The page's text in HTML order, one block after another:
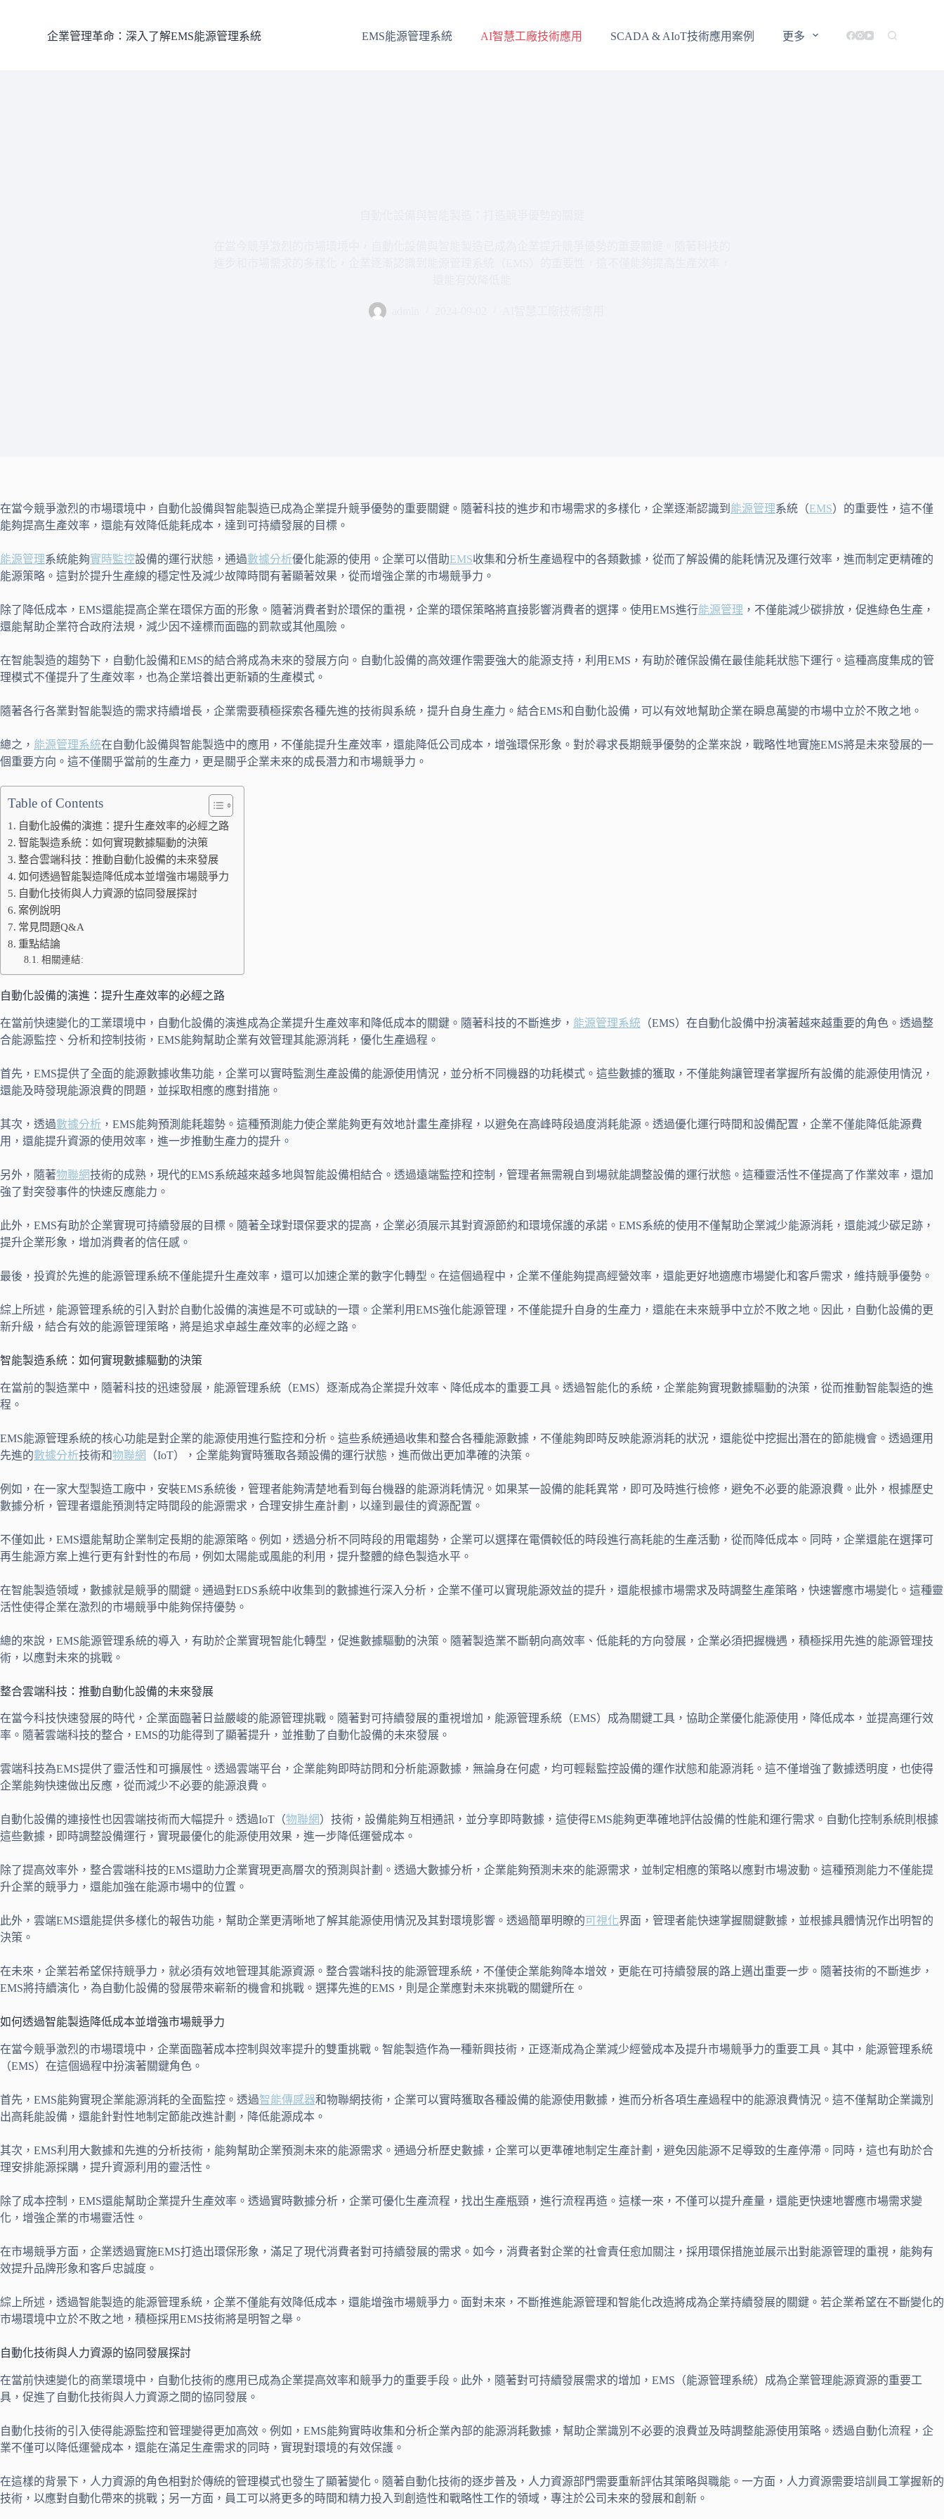
企業管理革命：深入了解EMS能源管理系統 EMS能源管理系統 AI智慧工廠技術應用 SCADA & AIoT技術應用案例 更多
在當今競爭激烈的市場環境中，自動化設備與智能製造已成為企業提升競爭優勢的重要關鍵。隨著科技的進步和市場需求的多樣化，企業逐漸認識到 能源管理系統（EMS）的重要性，這不僅
能夠提高生產效率，還能有效降低能耗成本，達到可持續發展的目標。
能源管理系統能夠實時監控設備的運行狀態，通過數據分析優化能源的使用。企業可以借助EMS收集和分析生產過程中的各類數據，從而了解設備的能耗情況及運行效率，進而制定更精確的
能源策略。這對於提升生產線的穩定性及減少故障時間有著顯著效果，從而增強企業的市場競爭力。
除了降低成本，EMS還能提高企業在環保方面的形象。隨著消費者對於環保的重視，企業的環保策略將直接影響消費者的選擇。使用EMS進行能源管理 ，不僅能減少碳排放，促進綠色生產，
還能幫助企業符合政府法規，減少因不達標而面臨的罰款或其他風險。
在智能製造的趨勢下，自動化設備和EMS的結合將成為未來的發展方向。自動化設備的高效運作需要強大的能源支持，利用EMS，有助於確保設備在最佳能耗狀態下運行。這種高度集成的管
理模式不僅提升了生產效率，也為企業培養出更新穎的生產模式。
隨著各行各業對智能製造的需求持續增長，企業需要積極探索各種先進的技術與系統，提升自身生產力。結合EMS和自動化設備，可以有效地幫助企業在瞬息萬變的市場中立於不敗之地。
總之， 能源管理系統在自動化設備與智能製造中的應用，不僅能提升生產效率，還能降低公司成本，增強環保形象。對於尋求長期競爭優勢的企業來說，戰略性地實施EMS將是未來發展的一
個重要方向。這不僅關乎當前的生產力，更是關乎企業未來的成長潛力和市場競爭力。
Table of Contents
自動化設備的演進：提升生產效率的必經之路
智能製造系統：如何實現數據驅動的決策
整合雲端科技：推動自動化設備的未來發展
如何透過智能製造降低成本並增強市場競爭力
自動化技術與人力資源的協同發展探討
案例說明
常見問題Q&A
重點結論
相關連結:
自動化設備的演進：提升生產效率的必經之路
在當前快速變化的工業環境中，自動化設備的演進成為企業提升生產效率和降低成本的關鍵。隨著科技的不斷進步， 能源管理系統 （EMS）在自動化設備中扮演著越來越重要的角色。透過整
合能源監控、分析和控制技術，EMS能夠幫助企業有效管理其能源消耗，優化生產過程。
首先，EMS提供了全面的能源數據收集功能，企業可以實時監測生產設備的能源使用情況，並分析不同機器的功耗模式。這些數據的獲取，不僅能夠讓管理者掌握所有設備的能源使用情況，
還能及時發現能源浪費的問題，並採取相應的應對措施。
其次，透過數據分析 ，EMS能夠預測能耗趨勢。這種預測能力使企業能夠更有效地計畫生產排程，以避免在高峰時段過度消耗能源。透過優化運行時間和設備配置，企業不僅能降低能源費
用，還能提升資源的使用效率，進一步推動生產力的提升。
另外，隨著物聯網技術的成熟，現代的EMS系統越來越多地與智能設備相結合。透過遠端監控和控制，管理者無需親自到場就能調整設備的運行狀態。這種靈活性不僅提高了作業效率，還加
強了對突發事件的快速反應能力。
此外，EMS有助於企業實現可持續發展的目標。隨著全球對環保要求的提高，企業必須展示其對資源節約和環境保護的承諾。EMS系統的使用不僅幫助企業減少能源消耗，還能減少碳足跡，
提升企業形象，增加消費者的信任感。
最後，投資於先進的能源管理系統不僅能提升生產效率，還可以加速企業的數字化轉型。在這個過程中，企業不僅能夠提高經營效率，還能更好地適應市場變化和客戶需求，維持競爭優勢。
綜上所述，能源管理系統的引入對於自動化設備的演進是不可或缺的一環。企業利用EMS強化能源管理，不僅能提升自身的生產力，還能在未來競爭中立於不敗之地。因此，自動化設備的更
新升級，結合有效的能源管理策略，將是追求卓越生產效率的必經之路。
智能製造系統：如何實現數據驅動的決策
在當前的製造業中，隨著科技的迅速發展，能源管理系統（EMS）逐漸成為企業提升效率、降低成本的重要工具。透過智能化的系統，企業能夠實現數據驅動的決策，從而推動智能製造的進
程。
EMS能源管理系統的核心功能是對企業的能源使用進行監控和分析。這些系統通過收集和整合各種能源數據，不僅能夠即時反映能源消耗的狀況，還能從中挖掘出潛在的節能機會。透過運用
先進的數據分析技術和物聯網 （IoT），企業能夠實時獲取各類設備的運行狀態，進而做出更加準確的決策。
例如，在一家大型製造工廠中，安裝EMS系統後，管理者能夠清楚地看到每台機器的能源消耗情況。如果某一設備的能耗異常，即可及時進行檢修，避免不必要的能源浪費。此外，根據歷史
數據分析，管理者還能預測特定時間段的能源需求，合理安排生產計劃，以達到最佳的資源配置。
不僅如此，EMS還能幫助企業制定長期的能源策略。例如，透過分析不同時段的用電趨勢，企業可以選擇在電價較低的時段進行高耗能的生產活動，從而降低成本。同時，企業還能在選擇可
再生能源方案上進行更有針對性的布局，例如太陽能或風能的利用，提升整體的綠色製造水平。
在智能製造領域，數據就是競爭的關鍵。通過對EDS系統中收集到的數據進行深入分析，企業不僅可以實現能源效益的提升，還能根據市場需求及時調整生產策略，快速響應市場變化。這種靈
活性使得企業在激烈的市場競爭中能夠保持優勢。
總的來說，EMS能源管理系統的導入，有助於企業實現智能化轉型，促進數據驅動的決策。隨著製造業不斷朝向高效率、低能耗的方向發展，企業必須把握機遇，積極採用先進的能源管理技
術，以應對未來的挑戰。
整合雲端科技：推動自動化設備的未來發展
在當今科技快速發展的時代，企業面臨著日益嚴峻的能源管理挑戰。隨著對可持續發展的重視增加，能源管理系統（EMS）成為關鍵工具，協助企業優化能源使用，降低成本，並提高運行效
率。隨著雲端科技的整合，EMS的功能得到了顯著提升，並推動了自動化設備的未來發展。
雲端科技為EMS提供了靈活性和可擴展性。透過雲端平台，企業能夠即時訪問和分析能源數據，無論身在何處，均可輕鬆監控設備的運作狀態和能源消耗。這不僅增強了數據透明度，也使得
企業能夠快速做出反應，從而減少不必要的能源浪費。
自動化設備的連接性也因雲端技術而大幅提升。透過IoT（物聯網）技術，設備能夠互相通訊，並分享即時數據，這使得EMS能夠更準確地評估設備的性能和運行需求。自動化控制系統則根據
這些數據，即時調整設備運行，實現最優化的能源使用效果，進一步降低運營成本。
除了提高效率外，整合雲端科技的EMS還助力企業實現更高層次的預測與計劃。透過大數據分析，企業能夠預測未來的能源需求，並制定相應的策略以應對市場波動。這種預測能力不僅能提
升企業的競爭力，還能加強在能源市場中的位置。
此外，雲端EMS還能提供多樣化的報告功能，幫助企業更清晰地了解其能源使用情況及其對環境影響。透過簡單明瞭的可視化界面，管理者能快速掌握關鍵數據，並根據具體情況作出明智的
決策。
在未來，企業若希望保持競爭力，就必須有效地管理其能源資源。整合雲端科技的能源管理系統，不僅使企業能夠降本增效，更能在可持續發展的路上邁出重要一步。隨著技術的不斷進步，
EMS將持續演化，為自動化設備的發展帶來嶄新的機會和挑戰。選擇先進的EMS，則是企業應對未來挑戰的關鍵所在。
如何透過智能製造降低成本並增強市場競爭力
在當今競爭激烈的市場環境中，企業面臨著成本控制與效率提升的雙重挑戰。智能製造作為一種新興技術，正逐漸成為企業減少經營成本及提升市場競爭力的重要工具。其中，能源管理系統
（EMS）在這個過程中扮演著關鍵角色。
首先，EMS能夠實現企業能源消耗的全面監控。透過智能傳感器和物聯網技術，企業可以實時獲取各種設備的能源使用數據，進而分析各項生產過程中的能源浪費情況。這不僅幫助企業識別
出高耗能設備，還能針對性地制定節能改進計劃，降低能源成本。
其次，EMS利用大數據和先進的分析技術，能夠幫助企業預測未來的能源需求。通過分析歷史數據，企業可以更準確地制定生產計劃，避免因能源不足導致的生產停滯。同時，這也有助於合
理安排能源採購，提升資源利用的靈活性。
除了成本控制，EMS還能幫助企業提升生產效率。透過實時數據分析，企業可優化生產流程，找出生產瓶頸，進行流程再造。這樣一來，不僅可以提升產量，還能更快速地響應市場需求變
化，增強企業的市場靈活性。
在市場競爭方面，企業透過實施EMS打造出環保形象，滿足了現代消費者對可持續發展的需求。如今，消費者對企業的社會責任愈加關注，採用環保措施並展示出對能源管理的重視，能夠有
效提升品牌形象和客戶忠誠度。
綜上所述，透過智能製造的能源管理系統，企業不僅能有效降低成本，還能增強市場競爭力。面對未來，不斷推進能源管理和智能化改造將成為企業持續發展的關鍵。若企業希望在不斷變化的
市場環境中立於不敗之地，積極採用EMS技術將是明智之舉。
自動化技術與人力資源的協同發展探討
在當前快速變化的商業環境中，自動化技術的應用已成為企業提高效率和競爭力的重要手段。此外，隨著對可持續發展需求的增加，EMS（能源管理系統）成為企業管理能源資源的重要工
具，促進了自動化技術與人力資源之間的協同發展。
自動化技術的引入使得能源監控和管理變得更加高效。例如，EMS能夠實時收集和分析企業內部的能源消耗數據，幫助企業識別不必要的浪費並及時調整能源使用策略。透過自動化流程，企
業不僅可以降低運營成本，還能在滿足生產需求的同時，實現對環境的有效保護。
在這樣的背景下，人力資源的角色相對於傳統的管理模式也發生了顯著變化。隨著自動化技術的逐步普及，人力資源部門需要重新評估其策略與職能。一方面，人力資源需要培訓員工掌握新的
技術，以應對自動化帶來的挑戰；另一方面，員工可以將更多的時間和精力投入到創造性和戰略性工作的領域，專注於公司未來的發展和創新。